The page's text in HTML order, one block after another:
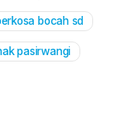
Mute
bocah sd
pasirwangi